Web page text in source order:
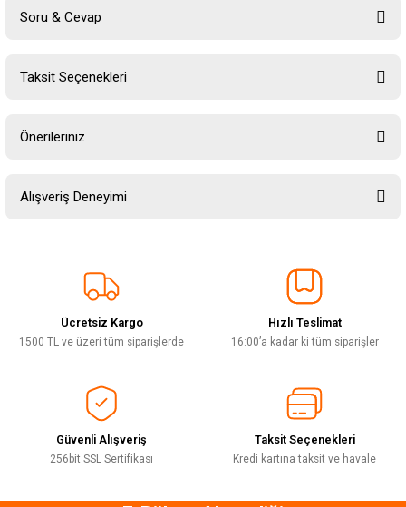
Soru & Cevap
Taksit Seçenekleri
Önerileriniz
Bu ürünün fiyat bilgisi, resim, ürün açıklamalarında ve diğer konularda
yetersiz gördüğünüz noktaları öneri formunu kullanarak tarafımıza
Ürün resmi kalitesiz, bozuk veya görüntülenemiyor.
Ürün açıklamasında eksik bilgiler bulunuyor.
Ürün bilgilerinde hatalar bulunuyor.
Bu ürüne benzer farklı alternatifler olmalı.
Alışveriş Deneyimi
Deneyimini Paylaş
Ücretsiz Kargo
1500 TL ve üzeri tüm siparişlerde
Hızlı Teslimat
16:00’a kadar ki tüm siparişler
Güvenli Alışveriş
256bit SSL Sertifikası
Taksit Seçenekleri
Kredi kartına taksit ve havale